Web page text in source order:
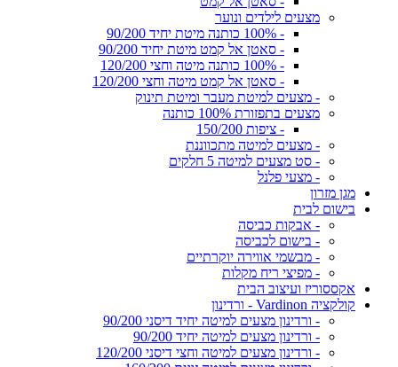
מצעים לילדים ונוער
- 100% כותנה מיטת יחיד 90/200
- סאטן אל קמט מיטת יחיד 90/200
- 100% כותנה מיטה וחצי 120/200
- סאטן אל קמט מיטה וחצי 120/200
- מצעים למיטת מעבר ומיטת תינוק
מצעים בתפזורת 100% כותנה
- ציפות 150/200
- מצעים למיטה מתכווננת
- סט מצעים למיטה 5 חלקים
- מצעי פלנל
מגן מזרון
בישום לבית
- אבקות כביסה
- בישום לכביסה
- מבשמי אווירה יוקרתיים
- מפיצי ריח מקלות
אקססוריז ועיצוב הבית
קולקציה Vardinon - ורדינון
- ורדינון מצעים למיטה יחיד דיסני 90/200
- ורדינון מצעים למיטה יחיד 90/200
- ורדינון מצעים למיטה וחצי דיסני 120/200